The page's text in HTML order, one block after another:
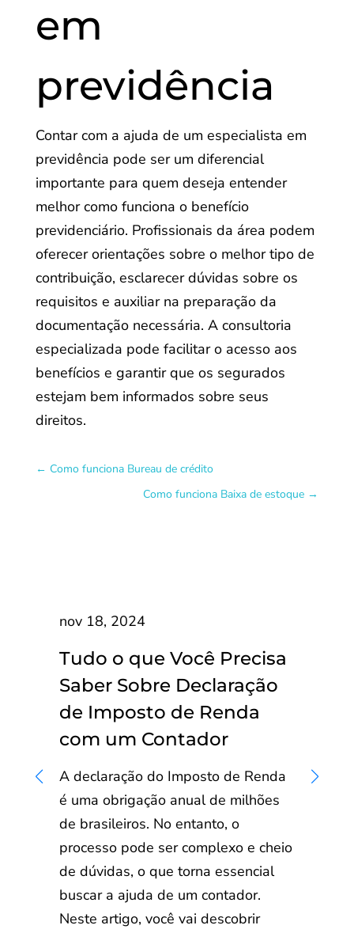
em
previdência
Contar com a ajuda de um especialista em
previdência pode ser um diferencial
importante para quem deseja entender
melhor como funciona o benefício
previdenciário. Profissionais da área podem
oferecer orientações sobre o melhor tipo de
contribuição, esclarecer dúvidas sobre os
requisitos e auxiliar na preparação da
documentação necessária. A consultoria
especializada pode facilitar o acesso aos
benefícios e garantir que os segurados
estejam bem informados sobre seus
direitos.
← Como funciona Bureau de crédito
Como funciona Baixa de estoque →
nov 18, 2024
Tudo o que Você Precisa
Saber Sobre Declaração
de Imposto de Renda
com um Contador
A declaração do Imposto de Renda
é uma obrigação anual de milhões
de brasileiros. No entanto, o
processo pode ser complexo e cheio
de dúvidas, o que torna essencial
buscar a ajuda de um contador.
Neste artigo, você vai descobrir